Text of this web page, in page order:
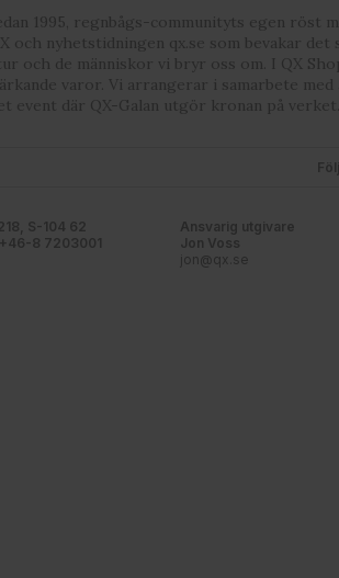
1995, regnbågs-communityts egen röst
och nyhetstidningen qx.se som bevakar det
och de människor vi bryr oss om. I QX
varor. Vi arrangerar i samarbete med
event där QX-Galan utgör kronan på verket.
S-104 62
8 7203001
Ansvarig utgivare
Jon Voss
jon@qx.se